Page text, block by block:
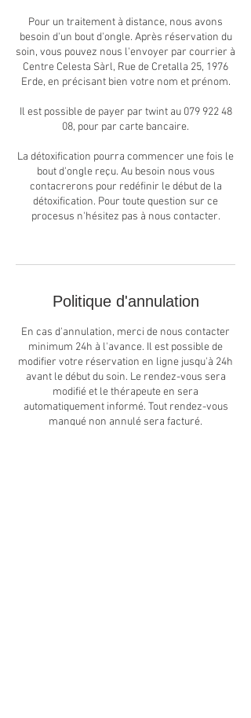
Pour un traitement à distance, nous avons
besoin d'un bout d'ongle. Après réservation du
soin, vous pouvez nous l'envoyer par courrier à
Centre Celesta Sàrl, Rue de Cretalla 25, 1976
Erde, en précisant bien votre nom et prénom.
Il est possible de payer par twint au 079 922 48
08, pour par carte bancaire.
La détoxification pourra commencer une fois le
bout d'ongle reçu. Au besoin nous vous
contacrerons pour redéfinir le début de la
détoxification. Pour toute question sur ce
procesus n'hésitez pas à nous contacter.
Politique d'annulation
En cas d'annulation, merci de nous contacter
minimum 24h à l'avance. Il est possible de
modifier votre réservation en ligne jusqu'à 24h
avant le début du soin. Le rendez-vous sera
modifié et le thérapeute en sera
automatiquement informé. Tout rendez-vous
manqué non annulé sera facturé.